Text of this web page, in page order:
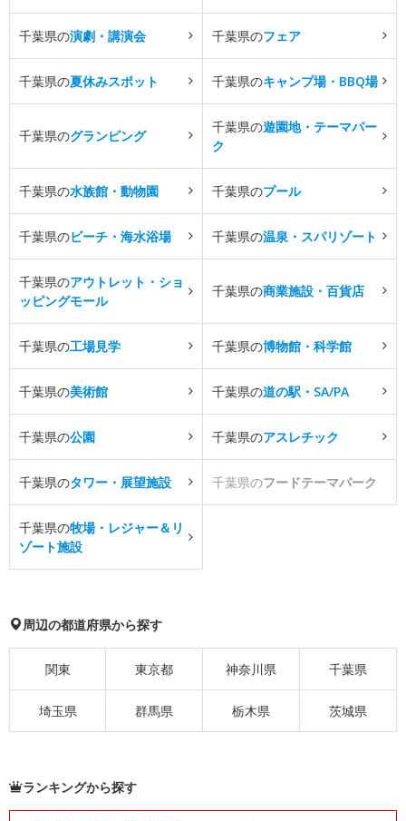
千葉県の演劇・講演会 千葉県のフェア
千葉県の夏休みスポット 千葉県のキャンプ場・BBQ場
千葉県のグランピング
千葉県の遊園地・テーマパー
ク
千葉県の水族館・動物園 千葉県のプール
千葉県のビーチ・海水浴場 千葉県の温泉・スパリゾート
千葉県のアウトレット・ショ
ッピングモール
千葉県の商業施設・百貨店
千葉県の工場見学 千葉県の博物館・科学館
千葉県の美術館 千葉県の道の駅・SA/PA
千葉県の公園 千葉県のアスレチック
千葉県のタワー・展望施設 千葉県のフードテーマパーク
千葉県の牧場・レジャー＆リ
ゾート施設
周辺の都道府県から探す
関東 東京都 神奈川県 千葉県
埼玉県 群馬県 栃木県 茨城県
ランキングから探す